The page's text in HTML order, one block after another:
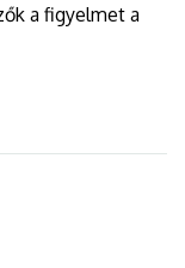
a figyelmet a